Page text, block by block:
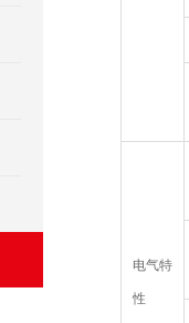
电气特
性